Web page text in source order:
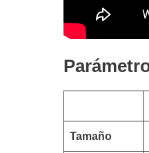
Tamaño